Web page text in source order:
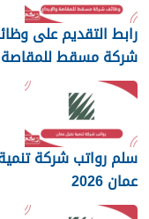
رابط التقديم على
شركة مسقط للمقاصة
والإيداع 2026
سلم رواتب شركة
عمان 2026